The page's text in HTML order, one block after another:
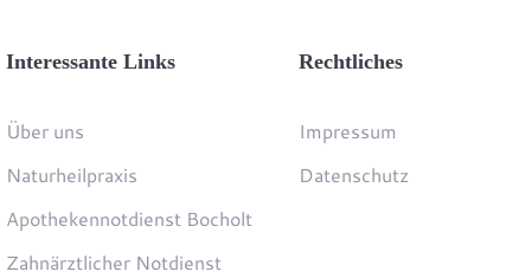
Interessante Links
Über uns
Naturheilpraxis
Apothekennotdienst Bocholt
Zahnärztlicher Notdienst
Rechtliches
Impressum
Datenschutz